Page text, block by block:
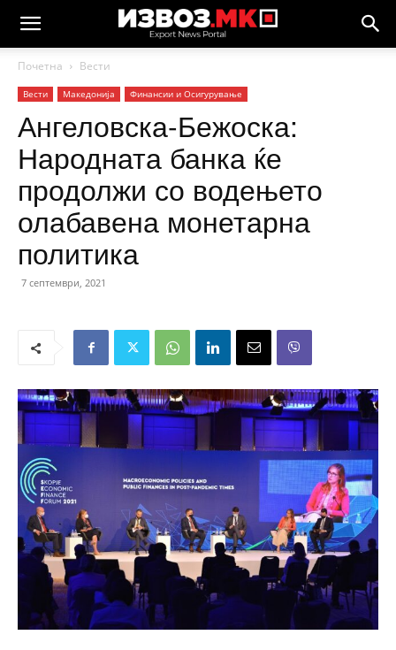
Почетна Вести
Вести Македонија Финансии и Осигурување
Ангеловска-Бежоска:
Народната банка ќе
продолжи со водењето
олабавена монетарна
политика
7 септември, 2021